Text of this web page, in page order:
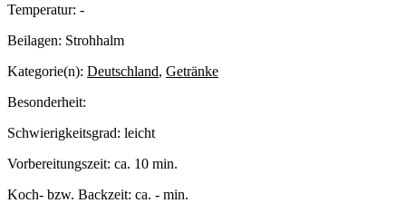
Temperatur: -
Beilagen: Strohhalm
Kategorie(n): Deutschland, Getränke
Besonderheit:
Schwierigkeitsgrad: leicht
Vorbereitungszeit: ca. 10 min.
Koch- bzw. Backzeit: ca. - min.